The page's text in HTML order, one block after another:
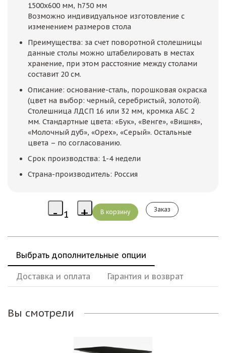
1500х600 мм, h750 мм
Возможно индивидуальное изготовление с
изменением размеров стола
Преимущества: за счет поворотной столешницы
данные столы можно штабелировать в местах
хранение, при этом расстояние между столами
составит 20 см.
Описание: основание-сталь, порошковая окраска
(цвет на выбор: черный, серебристый, золотой).
Столешница ЛДСП 16 или 32 мм, кромка АБС 2
мм. Стандартные цвета: «Бук», «Венге», «Вишня»,
«Молочный дуб», «Орех», «Серый». Остальные
цвета – по согласованию.
Срок производства: 1-4 недели
Страна-производитель: Россия
Заказ
Выбрать дополнительные опции
Доставка и оплата Гарантия и возврат
Вы смотрели